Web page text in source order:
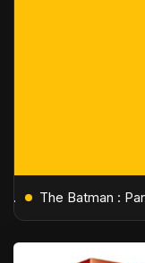
L'Âge de Glace : Le Réveil du Volcan – Manny, Sid et Diego de retour pour une aventure explosive